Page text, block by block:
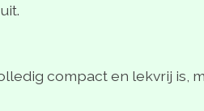
compact en lekvrij is,